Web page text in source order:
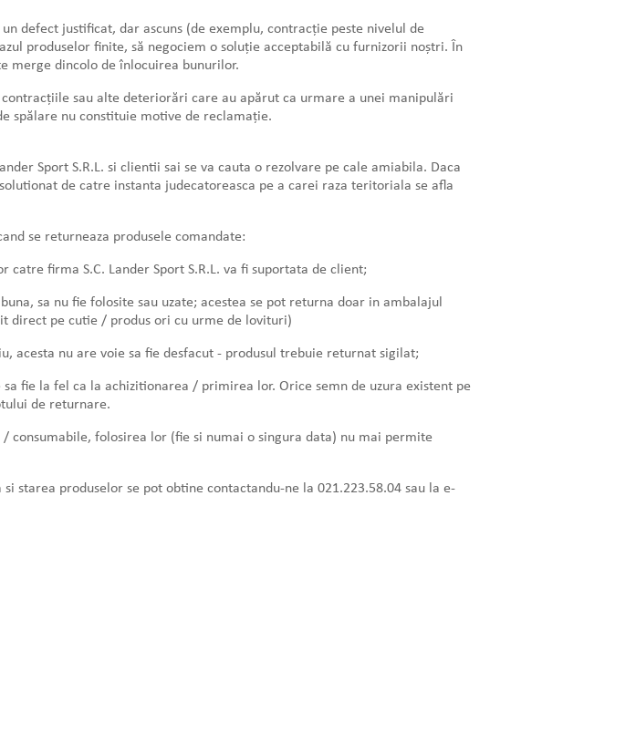
defect justificat, dar ascuns (de exemplu, contracție peste nivelul de
produselor finite, să negociem o soluție acceptabilă cu furnizorii noștri. În
merge dincolo de înlocuirea bunurilor.
sau alte deteriorări care au apărut ca urmare a unei manipulări
spălare nu constituie motive de reclamație.
Sport S.R.L. si clientii sai se va cauta o rezolvare pe cale amiabila. Daca
de catre instanta judecatoreasca pe a carei raza teritoriala se afla
se returneaza produsele comandate:
firma S.C. Lander Sport S.R.L. va fi suportata de client;
sa nu fie folosite sau uzate; acestea se pot returna doar in ambalajul
direct pe cutie / produs ori cu urme de lovituri)
acesta nu are voie sa fie desfacut - produsul trebuie returnat sigilat;
fie la fel ca la achizitionarea / primirea lor. Orice semn de uzura existent pe
de returnare.
consumabile, folosirea lor (fie si numai o singura data) nu mai permite
starea produselor se pot obtine contactandu-ne la 021.223.58.04 sau la e-